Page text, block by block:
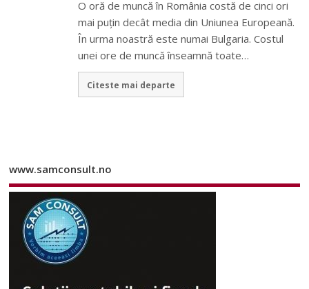
O oră de muncă în România costă de cinci ori
mai puţin decât media din Uniunea Europeană.
În urma noastră este numai Bulgaria. Costul
unei ore de muncă înseamnă toate…
Citeste mai departe
www.samconsult.no